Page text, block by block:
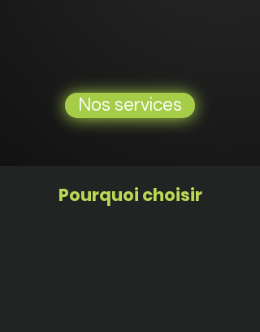
Nos services
Pourquoi choisir